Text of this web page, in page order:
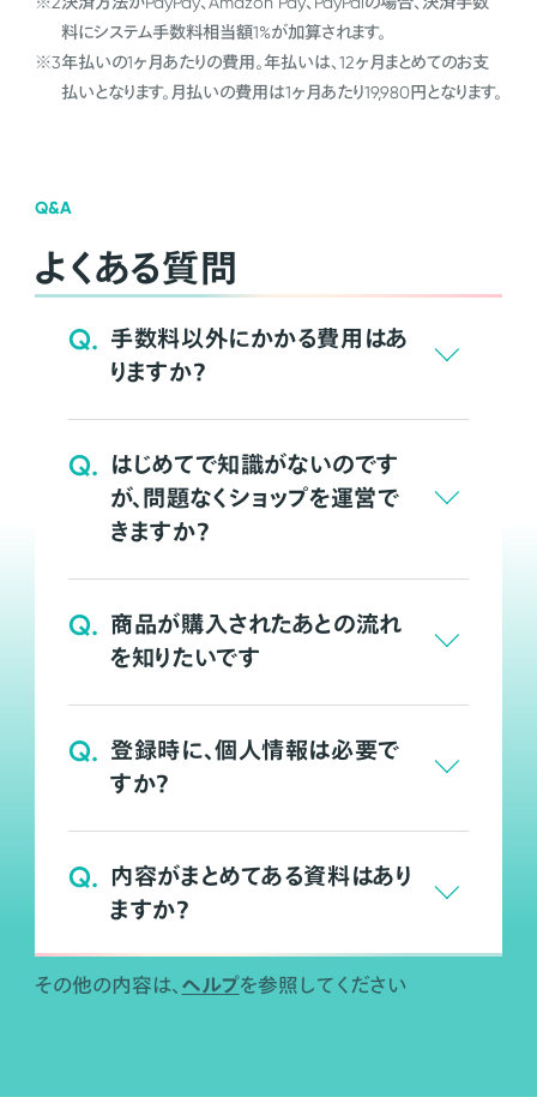
料にシステム手数料相当額1%が加算されます。
※3年払いの1ヶ月あたりの費用。年払いは、12ヶ月まとめてのお支
払いとなります。月払いの費用は1ヶ月あたり19,980円となります。
Q&A
よくある質問
Q. 手数料以外にかかる費用はあ
りますか？
Q. はじめてで知識がないのです
が、問題なくショップを運営で
きますか？
Q. 商品が購入されたあとの流れ
を知りたいです
Q. 登録時に、個人情報は必要で
すか？
Q. 内容がまとめてある資料はあり
ますか？
その他の内容は、 ヘルプを参照してください